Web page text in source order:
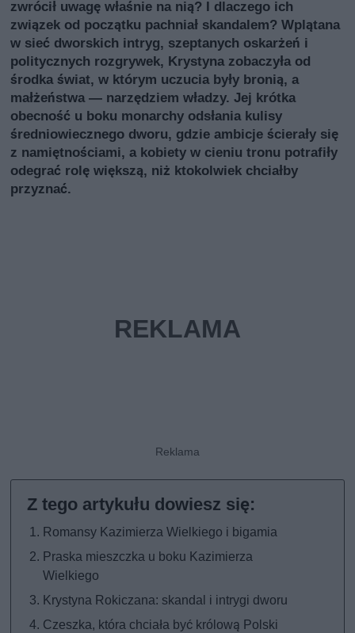
zwrócił uwagę właśnie na nią? I dlaczego ich
związek od początku pachniał skandalem? Wplątana
w sieć dworskich intryg, szeptanych oskarżeń i
politycznych rozgrywek, Krystyna zobaczyła od
środka świat, w którym uczucia były bronią, a
małżeństwa — narzędziem władzy. Jej krótka
obecność u boku monarchy odsłania kulisy
średniowiecznego dworu, gdzie ambicje ścierały się
z namiętnościami, a kobiety w cieniu tronu potrafiły
odegrać rolę większą, niż ktokolwiek chciałby
przyznać.
Romansy Kazimierza Wielkiego i bigamia
Praska mieszczka u boku Kazimierza
Wielkiego
Krystyna Rokiczana: skandal i intrygi dworu
Czeszka, która chciała być królową Polski